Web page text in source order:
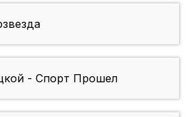
- Спорт Прошел